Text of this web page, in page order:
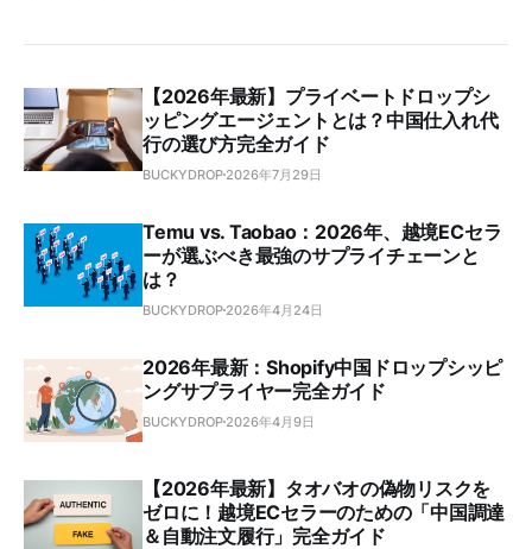
【2026年最新】プライベートドロップシ
ッピングエージェントとは？中国仕入れ代
行の選び方完全ガイド
BUCKYDROP 2026年7月29日
Temu vs. Taobao：2026年、越境ECセラ
ーが選ぶべき最強のサプライチェーンと
は？
BUCKYDROP 2026年4月24日
2026年最新：Shopify中国ドロップシッピ
ングサプライヤー完全ガイド
BUCKYDROP 2026年4月9日
【2026年最新】タオバオの偽物リスクを
ゼロに！越境ECセラーのための「中国調達
＆自動注文履行」完全ガイド